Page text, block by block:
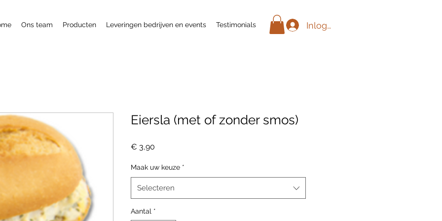
Ons team Producten Leveringen bedrijven en events Testimonials Inloggen
Eiersla (met of zonder smos)
€ 3,90
Maak uw keuze *
Selecteren
Aantal *